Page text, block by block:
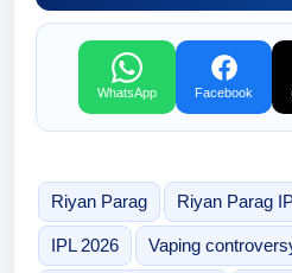
WhatsApp Facebook
Riyan Parag Riyan Parag
IPL 2026 Vaping